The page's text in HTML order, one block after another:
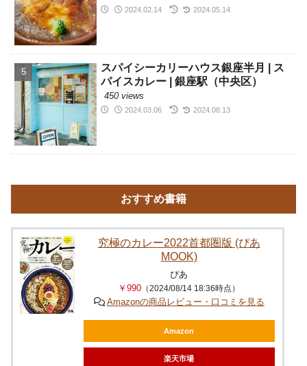
2024.02.14 2024.05.14
スパイシーカリーハウス銀座半月 | ス
パイスカレー | 銀座駅（中央区）
450 views
2024.03.06 2024.08.13
おすすめ書籍
究極のカレー2022首都圏版 (ぴあ
MOOK)
ぴあ
￥990 （2024/08/14 18:36時点）
Amazonの商品レビュー・口コミを見る
Amazon
楽天市場